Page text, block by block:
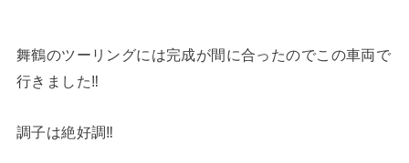
舞鶴のツーリングには完成が間に合ったのでこの車両で
行きました‼︎
調子は絶好調‼︎